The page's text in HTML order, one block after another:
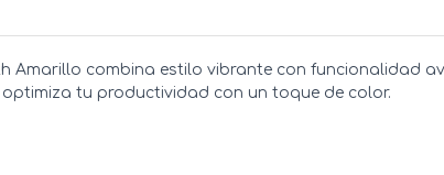
Amarillo combina estilo vibrante con funcionalidad
tu productividad con un toque de color.